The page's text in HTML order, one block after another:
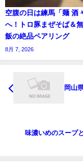
空腹の日は練馬「麺 酒
へ！トロ豚まぜそば＆
飯の絶品ペアリング
8月 7, 2026
岡山
味濃いめのスープ